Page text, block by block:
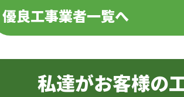
優良工事業者一覧へ
私達がお客様の